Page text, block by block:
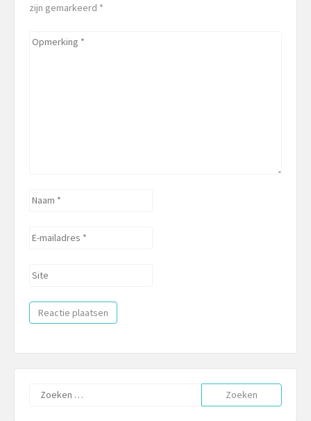
zijn gemarkeerd *
Opmerking
Naam
E-
Site
Zoeken
naar: